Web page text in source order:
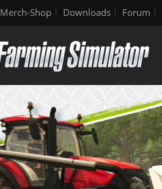
Merch-Shop Downloads Forum